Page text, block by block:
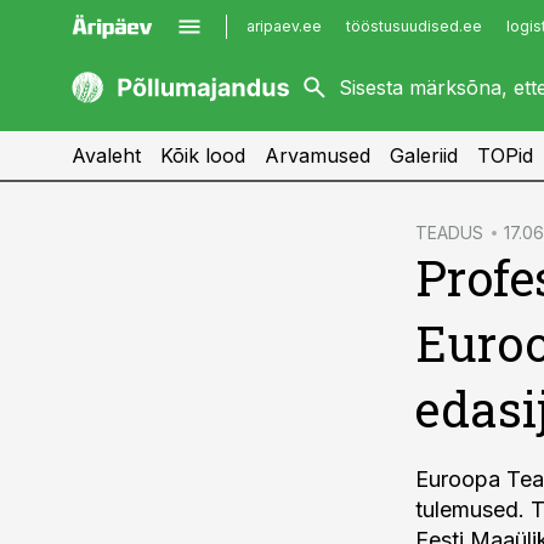
aripaev.ee tööstusuudised.ee
kaubandus.ee
kinnisvarauudised.ee
imelineajalugu.ee
Avaleht Kõik lood Arvamused Galeriid TOPid
TEADUS
Euroopa
tulemused.